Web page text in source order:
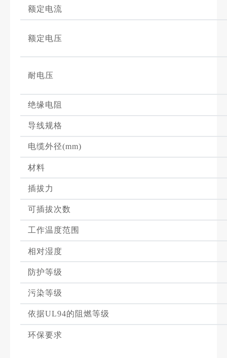
额定电流
额定电压
耐电压
绝缘电阻
导线规格
电缆外径(mm)
材料
插拔力
可插拔次数
工作温度范围
相对湿度
防护等级
污染等级
依据UL94的阻燃等级
环保要求